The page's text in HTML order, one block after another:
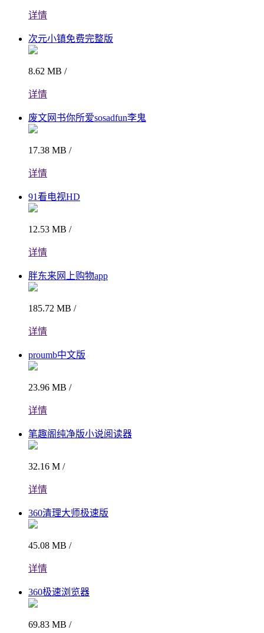
详情
次元小镇免费完整版
8.62 MB /
详情
废文网书你所爱sosadfun李鬼
17.38 MB /
详情
91看电视HD
12.53 MB /
详情
胖东来网上购物app
185.72 MB /
详情
proumb中文版
23.96 MB /
详情
笔趣阁纯净版小说阅读器
32.16 M /
详情
360清理大师极速版
45.08 MB /
详情
360极速浏览器
69.83 MB /